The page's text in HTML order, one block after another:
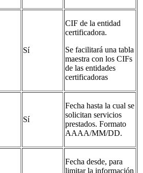
Sí
CIF de la entidad
certificadora.
Se facilitará una tabla
maestra con los CIFs
de las entidades
certificadoras
Sí
Fecha hasta la cual se
solicitan servicios
prestados. Formato
AAAA/MM/DD.
Fecha desde, para
limitar la información